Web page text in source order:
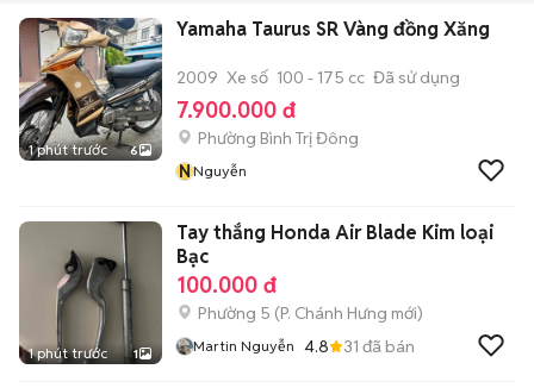
1 phút trước 6
Yamaha Taurus SR Vàng đồng Xăng
2009 Xe số 100 - 175 cc Đã sử dụng
7.900.000 đ
Phường Bình Trị Đông
NNguyễn
1 phút trước 1
Tay thắng Honda Air Blade Kim loại
Bạc
100.000 đ
Phường 5 (P. Chánh Hưng mới)
Martin Nguyễn 4.8 31 đã bán